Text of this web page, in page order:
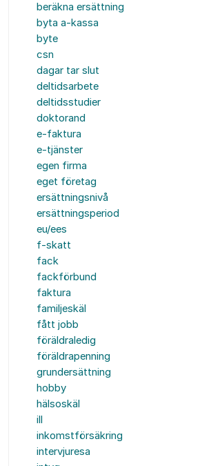
beräkna ersättning
byta a-kassa
byte
csn
dagar tar slut
deltidsarbete
deltidsstudier
doktorand
e-faktura
e-tjänster
egen firma
eget företag
ersättningsnivå
ersättningsperiod
eu/ees
f-skatt
fack
fackförbund
faktura
familjeskäl
fått jobb
föräldraledig
föräldrapenning
grundersättning
hobby
hälsoskäl
ill
inkomstförsäkring
intervjuresa